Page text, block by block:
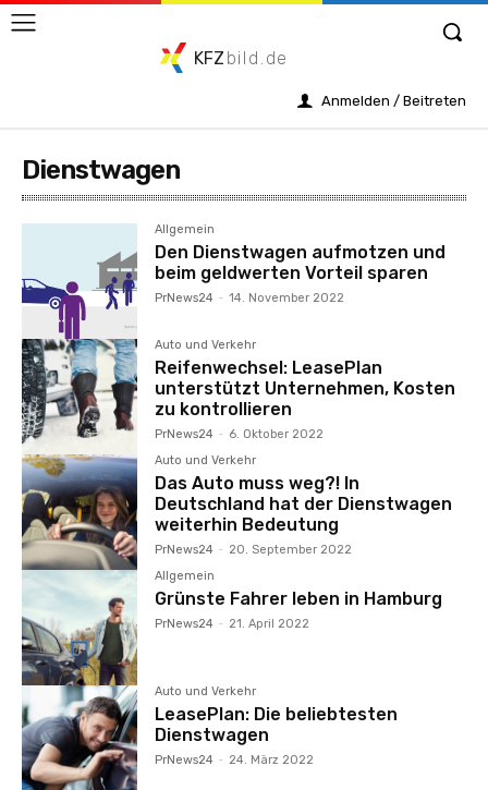
KFZ bild.de
Anmelden / Beitreten
Dienstwagen
Allgemein
Den Dienstwagen aufmotzen und
beim geldwerten Vorteil sparen
PrNews24 - 14. November 2022
Auto und Verkehr
Reifenwechsel: LeasePlan
unterstützt Unternehmen, Kosten
zu kontrollieren
PrNews24 - 6. Oktober 2022
Auto und Verkehr
Das Auto muss weg?! In
Deutschland hat der Dienstwagen
weiterhin Bedeutung
PrNews24 - 20. September 2022
Allgemein
Grünste Fahrer leben in Hamburg
PrNews24 - 21. April 2022
Auto und Verkehr
LeasePlan: Die beliebtesten
Dienstwagen
PrNews24 - 24. März 2022